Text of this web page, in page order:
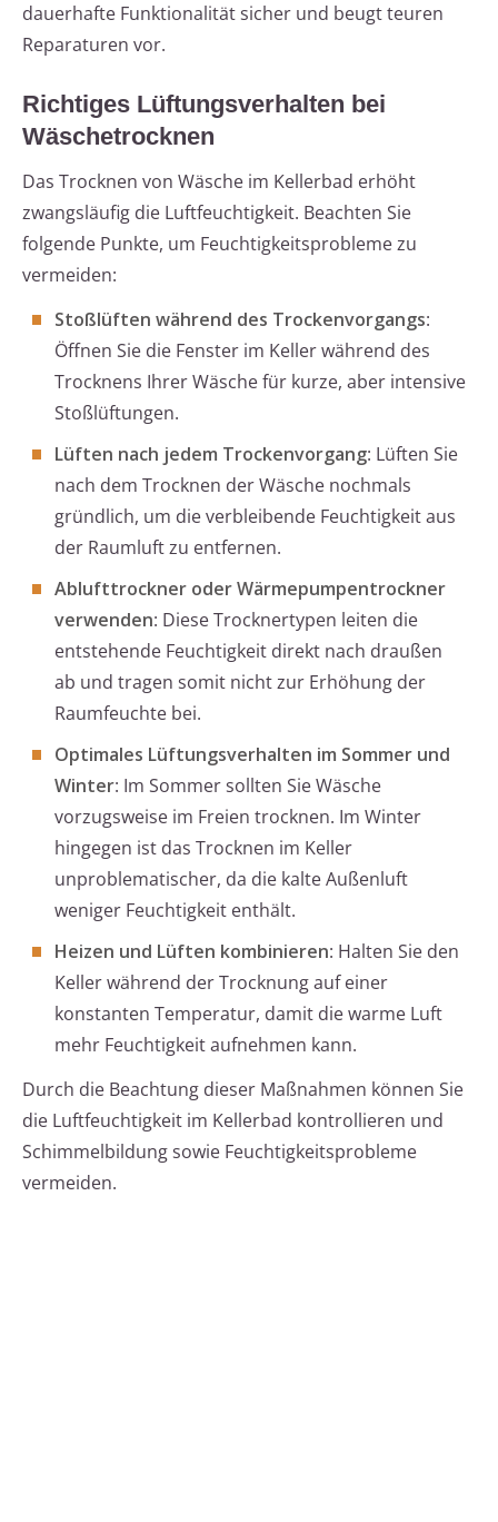
dauerhafte Funktionalität sicher und beugt teuren
Reparaturen vor.
Richtiges Lüftungsverhalten bei
Wäschetrocknen
Das Trocknen von Wäsche im Kellerbad erhöht
zwangsläufig die Luftfeuchtigkeit. Beachten Sie
folgende Punkte, um Feuchtigkeitsprobleme zu
vermeiden:
Stoßlüften während des Trockenvorgangs:
Öffnen Sie die Fenster im Keller während des
Trocknens Ihrer Wäsche für kurze, aber intensive
Stoßlüftungen.
Lüften nach jedem Trockenvorgang: Lüften Sie
nach dem Trocknen der Wäsche nochmals
gründlich, um die verbleibende Feuchtigkeit aus
der Raumluft zu entfernen.
Ablufttrockner oder Wärmepumpentrockner
verwenden: Diese Trocknertypen leiten die
entstehende Feuchtigkeit direkt nach draußen
ab und tragen somit nicht zur Erhöhung der
Raumfeuchte bei.
Optimales Lüftungsverhalten im Sommer und
Winter: Im Sommer sollten Sie Wäsche
vorzugsweise im Freien trocknen. Im Winter
hingegen ist das Trocknen im Keller
unproblematischer, da die kalte Außenluft
weniger Feuchtigkeit enthält.
Heizen und Lüften kombinieren: Halten Sie den
Keller während der Trocknung auf einer
konstanten Temperatur, damit die warme Luft
mehr Feuchtigkeit aufnehmen kann.
Durch die Beachtung dieser Maßnahmen können Sie
die Luftfeuchtigkeit im Kellerbad kontrollieren und
Schimmelbildung sowie Feuchtigkeitsprobleme
vermeiden.